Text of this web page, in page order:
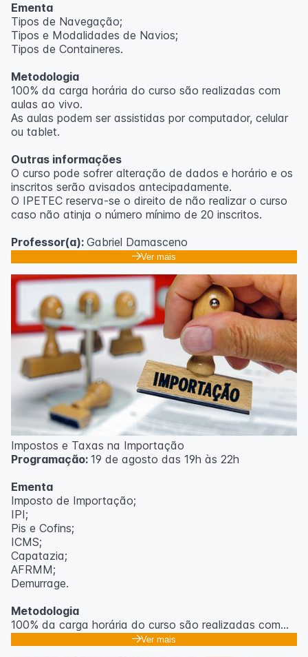
aulas ao vivo.
Outras informações
inscritos serão avisados ​​antecipadamente.
O IPETEC reserva-se o direito de não realizar o curso
caso não atinja o número mínimo de 20 inscritos.
Professora:
Ementa
Tipos de Navegação;
Tipos e Modalidades de Navios;
Tipos de Containeres.
Metodologia
100% da carga horária do curso são realizadas com
aulas ao vivo.
As aulas podem ser assistidas por computador, celular
ou tablet.
Outras informações
O curso pode sofrer alteração de dados e horário e os
inscritos serão avisados ​​antecipadamente.
O IPETEC reserva-se o direito de não realizar o curso
caso não atinja o número mínimo de 20 inscritos.
Professor(a): Gabriel Damasceno
Ver mais
Impostos e Taxas na Importação
Programação: 19 de agosto das 19h às 22h
Ementa
Imposto de Importação;
IPI;
Pis e Cofins;
ICMS;
Capatazia;
AFRMM;
Demurrage.
Metodologia
100% da carga horária do curso são realizadas com
Ver mais